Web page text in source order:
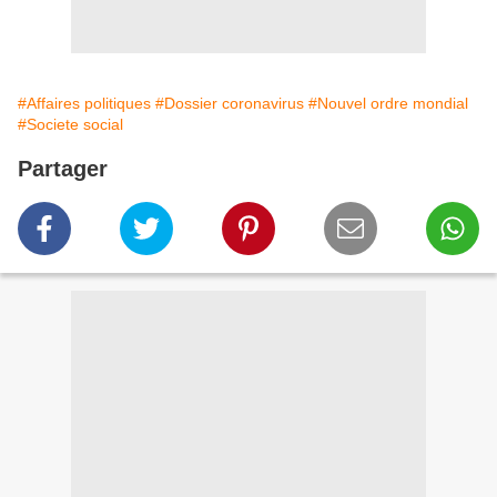
#Affaires politiques #Dossier coronavirus #Nouvel ordre mondial
#Societe social
Partager